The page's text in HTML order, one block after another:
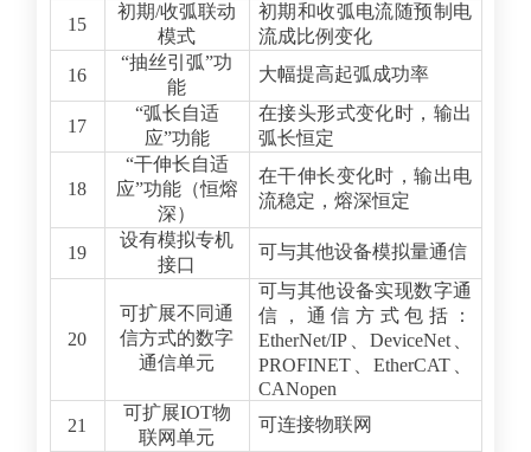
15
初期/收弧联动
模式
初期和收弧电流随预制电
流成比例变化
16
“抽丝引弧”功
能
大幅提高起弧成功率
17
“弧长自适
应”功能
在接头形式变化时，输出
弧长恒定
18
“干伸长自适
应”功能（恒熔
深）
在干伸长变化时，输出电
流稳定，熔深恒定
19
设有模拟专机
接口
可与其他设备模拟量通信
20
可扩展不同通
信方式的数字
通信单元
可与其他设备实现数字通
信，通信方式包括：
EtherNet/IP、DeviceNet、
PROFINET、EtherCAT、
CANopen
21
可扩展IOT物
联网单元
可连接物联网